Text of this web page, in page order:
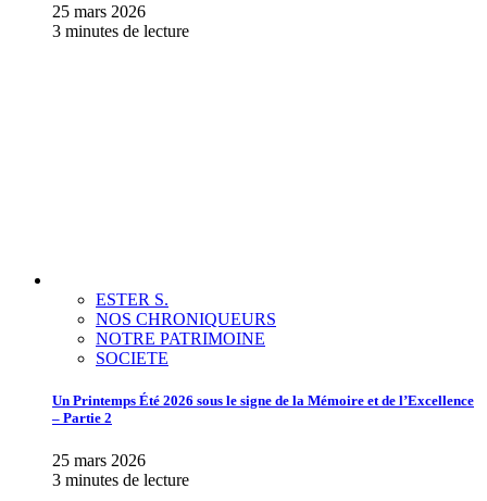
25 mars 2026
3 minutes de lecture
ESTER S.
NOS CHRONIQUEURS
NOTRE PATRIMOINE
SOCIETE
Un Printemps Été 2026 sous le signe de la Mémoire et de l’Excellence
– Partie 2
25 mars 2026
3 minutes de lecture